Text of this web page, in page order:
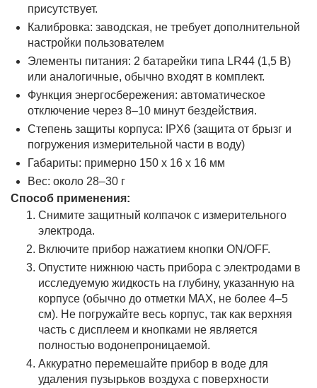
присутствует.
Калибровка: заводская, не требует дополнительной
настройки пользователем
Элементы питания: 2 батарейки типа LR44 (1,5 В)
или аналогичные, обычно входят в комплект.
Функция энергосбережения: автоматическое
отключение через 8–10 минут бездействия.
Степень защиты корпуса: IPX6 (защита от брызг и
погружения измерительной части в воду)
Габариты: примерно 150 x 16 x 16 мм
Вес: около 28–30 г
Способ применения:
Снимите защитный колпачок с измерительного
электрода.
Включите прибор нажатием кнопки ON/OFF.
Опустите нижнюю часть прибора с электродами в
исследуемую жидкость на глубину, указанную на
корпусе (обычно до отметки MAX, не более 4–5
см). Не погружайте весь корпус, так как верхняя
часть с дисплеем и кнопками не является
полностью водонепроницаемой.
Аккуратно перемешайте прибор в воде для
удаления пузырьков воздуха с поверхности